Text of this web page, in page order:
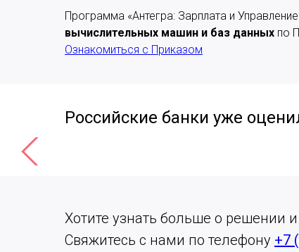
Программа «Антегра: Зарплата и
вычислительных машин и баз данных по
Ознакомиться с Приказом
Российские банки уже
Хотите узнать больше о решении
Свяжитесь с нами по телефону +7